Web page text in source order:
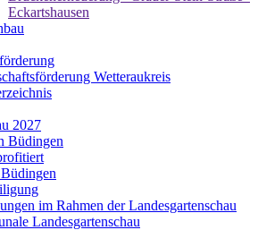
Eckartshausen
Wetteraukreis
2027
Büdingen
im Rahmen der Landesgartenschau
Landesgartenschau